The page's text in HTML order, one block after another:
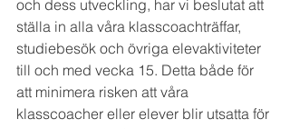
och dess utveckling, har vi beslutat att
ställa in alla våra klasscoachträffar,
studiebesök och övriga elevaktiviteter
till och med vecka 15. Detta både för
att minimera risken att våra
klasscoacher eller elever blir utsatta för